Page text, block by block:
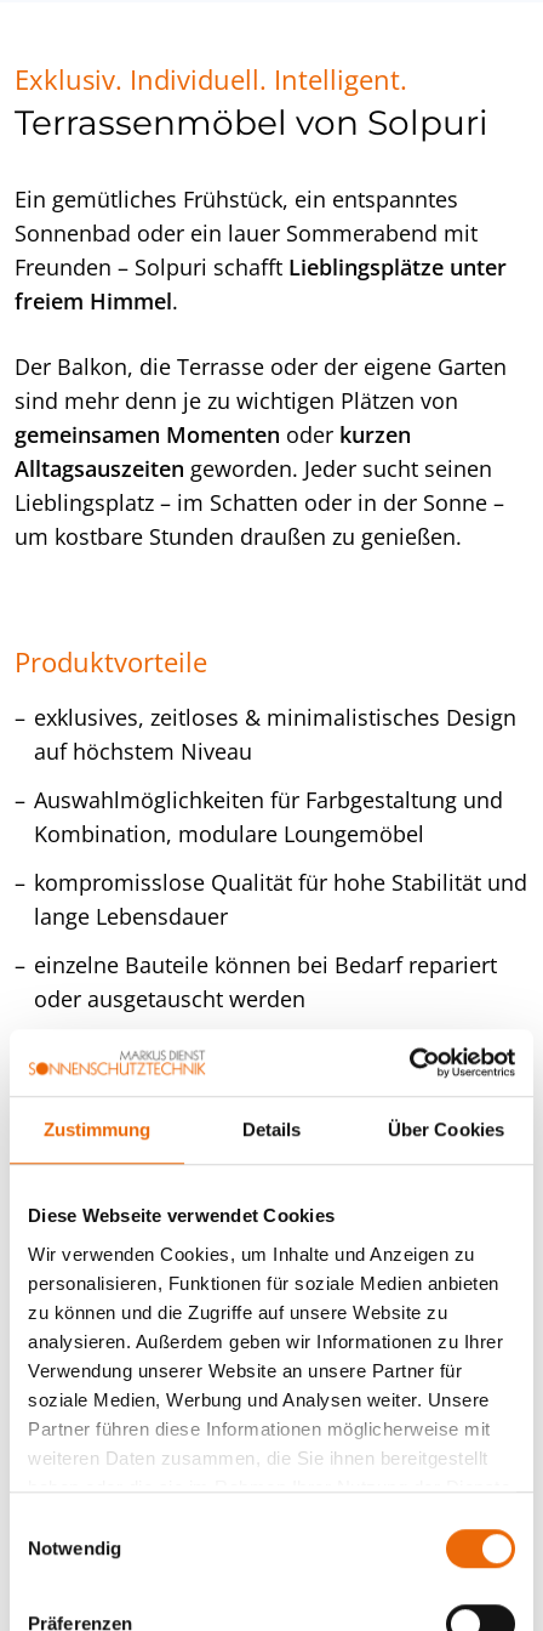
Zustimmung Details Über Cookies
Diese Webseite verwendet Cookies
Wir verwenden Cookies, um Inhalte und Anzeigen zu
personalisieren, Funktionen für soziale Medien anbieten
zu können und die Zugriffe auf unsere Website zu
analysieren. Außerdem geben wir Informationen zu Ihrer
Verwendung unserer Website an unsere Partner für
soziale Medien, Werbung und Analysen weiter. Unsere
Partner führen diese Informationen möglicherweise mit
weiteren Daten zusammen, die Sie ihnen bereitgestellt
haben oder die sie im Rahmen Ihrer Nutzung der Dienste
Notwendig
Präferenzen
Exklusiv. Individuell. Intelligent.
Terrassenmöbel von Solpuri
Ein gemütliches Frühstück, ein entspanntes
Sonnenbad oder ein lauer Sommerabend mit
Freunden – Solpuri schafft Lieblingsplätze unter
freiem Himmel.
Der Balkon, die Terrasse oder der eigene Garten
sind mehr denn je zu wichtigen Plätzen von
gemeinsamen Momenten oder kurzen
Alltagsauszeiten geworden. Jeder sucht seinen
Lieblingsplatz – im Schatten oder in der Sonne –
um kostbare Stunden draußen zu genießen.
Produktvorteile
exklusives, zeitloses & minimalistisches Design
auf höchstem Niveau
Auswahlmöglichkeiten für Farbgestaltung und
Kombination, modulare Loungemöbel
kompromisslose Qualität für hohe Stabilität und
lange Lebensdauer
einzelne Bauteile können bei Bedarf repariert
oder ausgetauscht werden
Polster Handwerk aus Deutschland
Intelligente Funktionen
passgenaue, robuste Abdeckhauben
Jetzt unverbindliches Angebot anfordern!